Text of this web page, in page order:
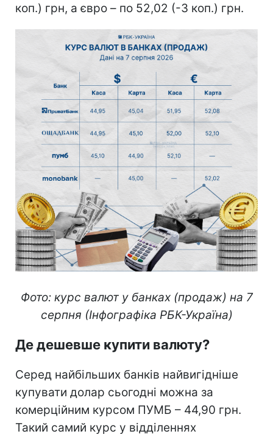
коп.) грн, а євро – по 52,02 (-3 коп.) грн.
Фото: курс валют у банках (продаж) на 7
серпня (Інфографіка РБК-Україна)
Де дешевше купити валюту?
Серед найбільших банків найвигідніше
купувати долар сьогодні можна за
комерційним курсом ПУМБ – 44,90 грн.
Такий самий курс у відділеннях